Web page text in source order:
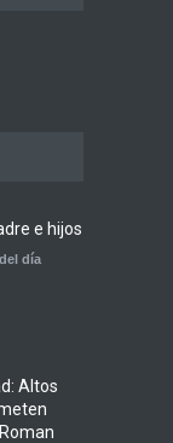
e hijos
día
Altos